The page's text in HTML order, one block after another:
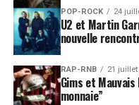
POP-ROCK 24
U2 et Martin
nouvelle
RAP-RNB 21 juillet
Gims et Mauvais
monnaie”